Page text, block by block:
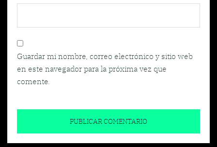
Guardar mi nombre, correo electrónico y sitio web
en este navegador para la próxima vez que
comente.